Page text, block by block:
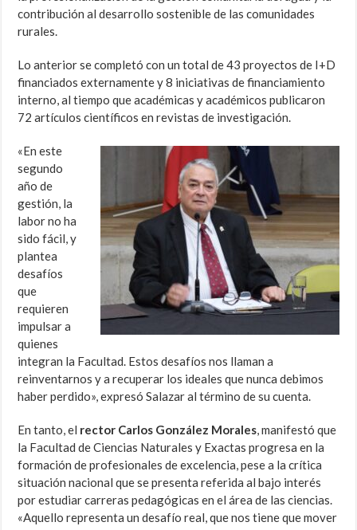
contribución al desarrollo sostenible de las comunidades
rurales.
Lo anterior se completó con un total de 43 proyectos de I+D
financiados externamente y 8 iniciativas de financiamiento
interno, al tiempo que académicas y académicos publicaron
72 artículos científicos en revistas de investigación.
«En este
segundo
año de
gestión, la
labor no ha
sido fácil, y
plantea
desafíos
que
requieren
impulsar a
quienes
integran la Facultad. Estos desafíos nos llaman a
reinventarnos y a recuperar los ideales que nunca debimos
haber perdido», expresó Salazar al término de su cuenta.
En tanto, el rector Carlos González Morales, manifestó que
la Facultad de Ciencias Naturales y Exactas progresa en la
formación de profesionales de excelencia, pese a la crítica
situación nacional que se presenta referida al bajo interés
por estudiar carreras pedagógicas en el área de las ciencias.
«Aquello representa un desafío real, que nos tiene que mover